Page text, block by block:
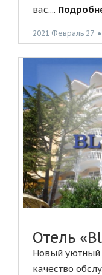
вас....
2021 Февраль 27 ●
Отель
Новый уютный
качество